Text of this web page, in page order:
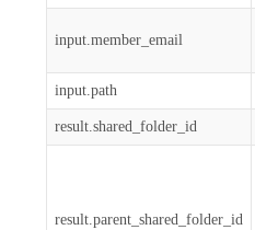
input.member_email
input.path
result.shared_folder_id
result.parent_shared_folder_id